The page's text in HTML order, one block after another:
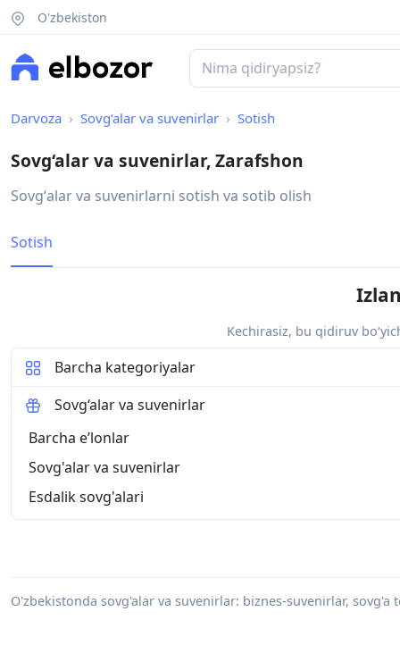
O'zbekiston
Darvoza Sovg‘alar va suvenirlar Sotish
Sovg‘alar va suvenirlar, Zarafshon
Sovgʻalar va suvenirlarni sotish va sotib olish
Sotish
Kechirasiz, bu qidiruv
Barcha kategoriyalar
Sovg‘alar va suvenirlar
Barcha eʼlonlar
Sovg'alar va suvenirlar
Esdalik sovg'alari
O'zbekistonda sovg'alar va suvenirlar: biznes-suvenirlar,